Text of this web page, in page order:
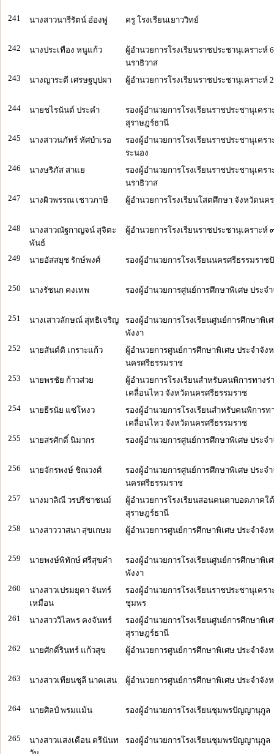
241 นางสาวนารีรัตน์ อ๋องพู่ ครู โรงเรียนเยาววิทย์
242 นางประเทือง หนูแก้ว
ผู้อำนวยการโรงเรียนราชประชานุเคราะห์
นราธิวาส
243
นางญาระตี เศรษฐบุปผา ผู้อำนวยการโรงเรียนราชประชานุเคราะห์
244 นายชไรนันต์ ประคำ
รองผู้อำนวยการโรงเรียนราชประชานุเคร
สุราษฎร์ธานี
245
นางสาวนภัทร์ หัศบำเรอ
รองผู้อำนวยการโรงเรียนราชประชานุเคร
ระนอง
246
นางษริภัส สาแย
รองผู้อำนวยการโรงเรียนราชประชานุเคร
นราธิวาส
247
นางผิวพรรณ เชาวภาษี ผู้อำนวยการโรงเรียนโสตศึกษา จังหวัดนค
248
นางสาวณัฐกาญจน์ สุจิตะ
พันธ์
ผู้อำนวยการโรงเรียนราชประชานุเคราะห์
249 นายอัสสยุช รักษ์พงศ์ รองผู้อำนวยการโรงเรียนนครศรีธรรมรา
250 นางรัชนก คงเทพ รองผู้อำนวยการศูนย์การศึกษาพิเศษ ประจ
251 นางเสาวลักษณ์ สุทธิเจริญ
รองผู้อำนวยการโรงเรียนศูนย์การศึกษาพิเ
พังงา
252
นายสันต์ติ เกราะแก้ว
ผู้อำนวยการศูนย์การศึกษาพิเศษ ประจำจัง
นครศรีธรรมราช
253
นายพรชัย ก้าวส่วย
ผู้อำนวยการโรงเรียนสำหรับคนพิการทางร่
เคลื่อนไหว จังหวัดนครศรีธรรมราช
254
นายธีรนัย แซ่โหงว
รองผู้อำนวยการโรงเรียนสำหรับคนพิการท
เคลื่อนไหว จังหวัดนครศรีธรรมราช
255
นายสรศักดิ์ นิมากร รองผู้อำนวยการศูนย์การศึกษาพิเศษ ประจ
256 นายจักรพงษ์ ชิณวงศ์
รองผู้อำนวยการศูนย์การศึกษาพิเศษ ประจ
นครศรีธรรมราช
257
นางมาลิณี วรปรีชาชนม์
ผู้อำนวยการโรงเรียนสอนคนตาบอดภาคใ
สุราษฎร์ธานี
258
นางสาววาสนา สุขเกษม ผู้อำนวยการศูนย์การศึกษาพิเศษ ประจำจัง
259 นายพงษ์พิทักษ์ ศรีสุขคำ
รองผู้อำนวยการโรงเรียนศูนย์การศึกษาพิเ
พังงา
260
นางสาวเปรมยุดา จันทร์
เหมือน
รองผู้อำนวยการโรงเรียนราชประชานุเคร
ชุมพร
261
นางสาววิไลพร คงจันทร์
รองผู้อำนวยการโรงเรียนศูนย์การศึกษาพิเ
สุราษฎร์ธานี
262
นายศักดิ์รินทร์ แก้วสุข ผู้อำนวยการศูนย์การศึกษาพิเศษ ประจำจัง
263 นางสาวเทียนชุลี นาคเสน ผู้อำนวยการศูนย์การศึกษาพิเศษ ประจำจัง
264 นายศิลป์ พรมแม้น รองผู้อำนวยการโรงเรียนชุมพรปัญญานุกูล
265
นางสาวแสงเดือน ตรีนันท
รองผู้อำนวยการโรงเรียนชุมพรปัญญานุกูล